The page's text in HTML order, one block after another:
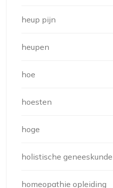
heup pijn
heupen
hoe
hoesten
hoge
holistische geneeskunde
homeopathie opleiding